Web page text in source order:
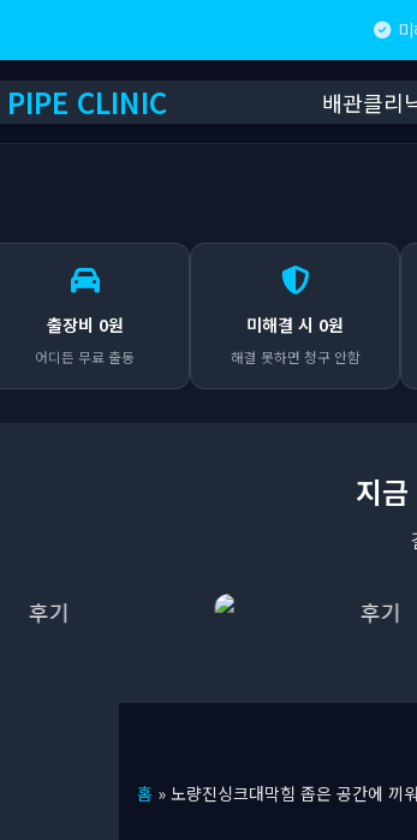
PIPE CLINIC 배관클리
출장비 0원
어디든 무료 출동
미해결 시 0원
해결 못하면 청구 안함
지
홈 » 노량진싱크대막힘 좁은 공간에 끼